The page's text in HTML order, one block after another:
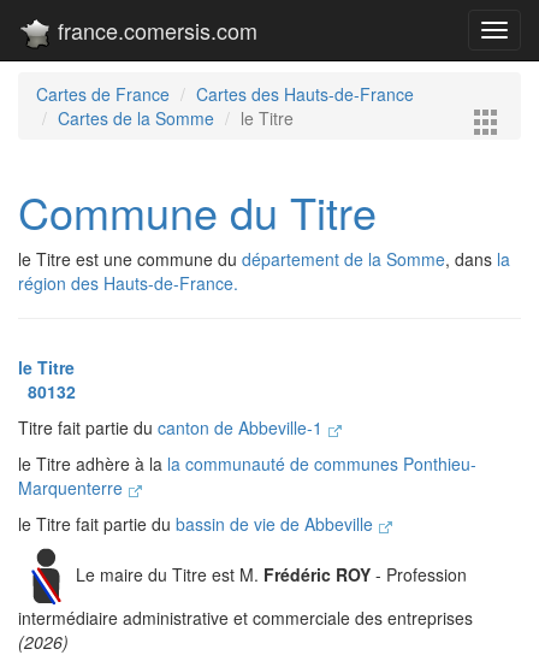
france.comersis.com
Cartes de France
Cartes des Hauts-de-France
Cartes de la Somme
le Titre
Commune du Titre
le Titre est une commune du département de la Somme, dans la
région des Hauts-de-France.
le Titre
80132
Titre fait partie du canton de Abbeville-1
le Titre adhère à la la communauté de communes Ponthieu-
Marquenterre
le Titre fait partie du bassin de vie de Abbeville
Le maire du Titre est M. Frédéric ROY - Profession
intermédiaire administrative et commerciale des entreprises
(2026)